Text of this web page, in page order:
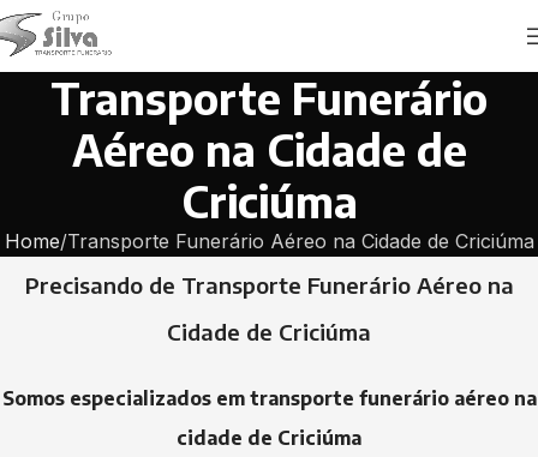
Transporte Funerário
Aéreo na Cidade de
Criciúma
Home Transporte Funerário Aéreo na Cidade de Criciúma
Precisando de Transporte Funerário Aéreo na
Cidade de Criciúma
Somos especializados em transporte funerário aéreo na
cidade de Criciúma